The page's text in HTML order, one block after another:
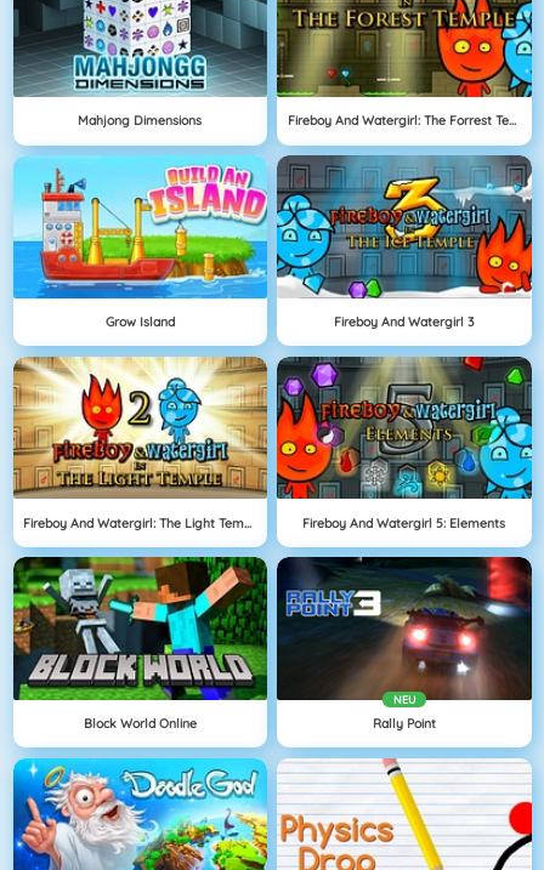
Mahjong Dimensions Fireboy And Watergirl: The Forrest Temple
Grow Island Fireboy And Watergirl 3
Fireboy And Watergirl: The Light Temple Fireboy And Watergirl 5: Elements
Block World Online
NEU
Rally Point